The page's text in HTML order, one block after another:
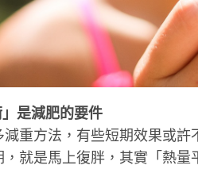
是減肥的要件
重方法，有些短期效果或
，就是馬上復胖，其實「熱